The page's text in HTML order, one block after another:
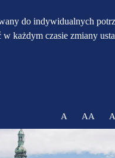
do indywidualnych
każdym czasie zmiany
A
zmniejsz
AA